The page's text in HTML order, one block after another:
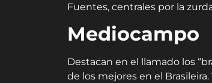
Fuentes, centrales por la
Mediocampo
Destacan en el llamado los
de los mejores en el